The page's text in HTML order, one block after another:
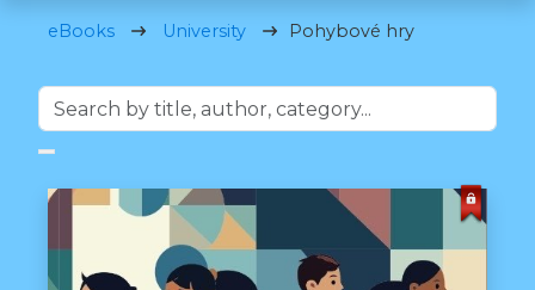
eBooks University Pohybové hry